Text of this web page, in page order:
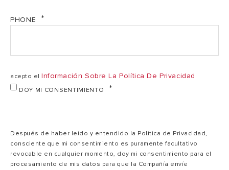
PHONE
acepto el Información Sobre La Política De Privacidad
DOY MI CONSENTIMIENTO
Después de haber leído y entendido la Política de Privacidad,
consciente que mi consentimiento es puramente facultativo
revocable en cualquier momento, doy mi consentimiento para el
procesamiento de mis datos para que la Compañía envíe